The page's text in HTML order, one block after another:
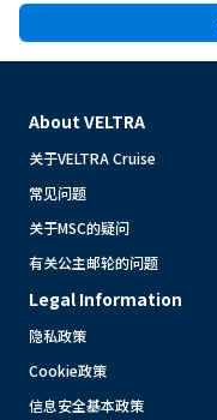
About VELTRA
关于VELTRA Cruise
常见问题
关于MSC的疑问
有关公主邮轮的问题
Legal Information
隐私政策
Cookie政策
信息安全基本政策